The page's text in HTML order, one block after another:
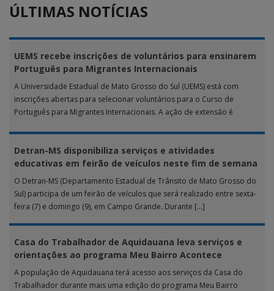
ÚLTIMAS NOTÍCIAS
UEMS recebe inscrições de voluntários para ensinarem
Português para Migrantes Internacionais
A Universidade Estadual de Mato Grosso do Sul (UEMS) está com
inscrições abertas para selecionar voluntários para o Curso de
Português para Migrantes Internacionais. A ação de extensão é
Detran-MS disponibiliza serviços e atividades
educativas em feirão de veículos neste fim de semana
O Detran-MS (Departamento Estadual de Trânsito de Mato Grosso do
Sul) participa de um feirão de veículos que será realizado entre sexta-
feira (7) e domingo (9), em Campo Grande. Durante […]
Casa do Trabalhador de Aquidauana leva serviços e
orientações ao programa Meu Bairro Acontece
A população de Aquidauana terá acesso aos serviços da Casa do
Trabalhador durante mais uma edição do programa Meu Bairro